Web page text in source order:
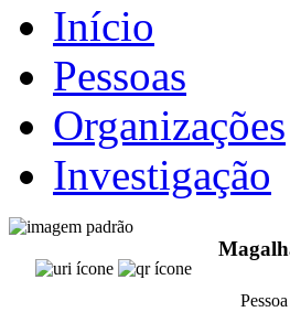
Início
Pessoas
Organizações
Investigação
Pessoa